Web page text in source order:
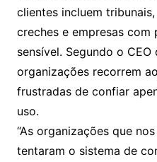
clientes incluem
creches e empresas
sensível. Segundo o
organizações recorrem
frustradas de confiar
uso.
“As organizações que
tentaram o sistema de